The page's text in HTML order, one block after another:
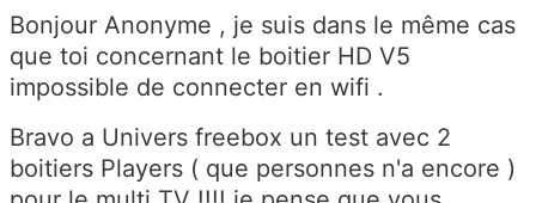
Bonjour Anonyme , je suis dans le même cas
que toi concernant le boitier HD V5
impossible de connecter en wifi .
Bravo a Univers freebox un test avec 2
boitiers Players ( que personnes n'a encore )